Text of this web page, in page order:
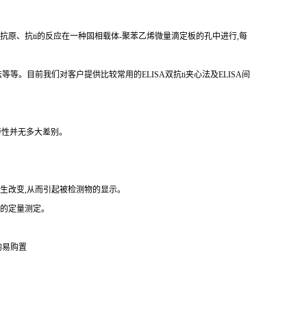
原、 抗ti的反应在一种固相载体-聚苯乙烯微量滴定板的孔中进行,每
等。目前我们对客户提供比较常用的ELISA双抗ti夹心法及ELISA间
并无多大差别。
改变,从而引起被检测物的显示。
定量测定。
购置